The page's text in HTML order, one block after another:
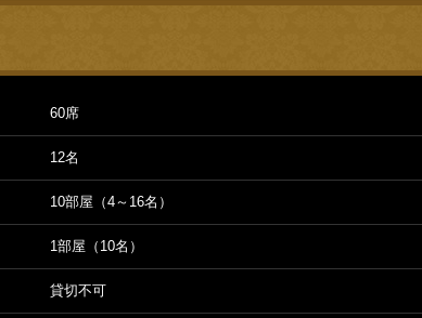
60席
12名
10部屋（4～16名）
1部屋（10名）
貸切不可